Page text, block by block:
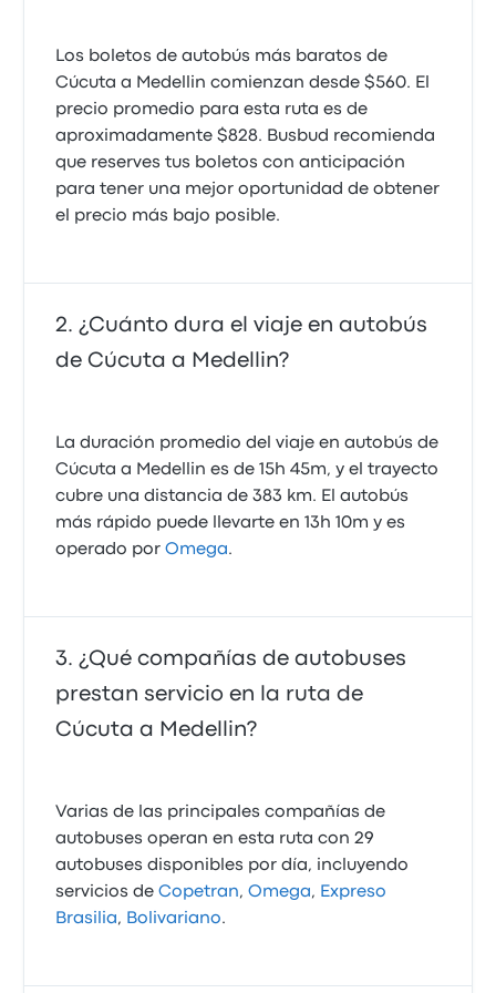
Los boletos de autobús más baratos de
Cúcuta a Medellin comienzan desde $560. El
precio promedio para esta ruta es de
aproximadamente $828. Busbud recomienda
que reserves tus boletos con anticipación
para tener una mejor oportunidad de obtener
el precio más bajo posible.
¿Cuánto dura el viaje en autobús
de Cúcuta a Medellin?
La duración promedio del viaje en autobús de
Cúcuta a Medellin es de 15h 45m, y el trayecto
cubre una distancia de 383 km. El autobús
más rápido puede llevarte en 13h 10m y es
operado porOmega.
¿Qué compañías de autobuses
prestan servicio en la ruta de
Cúcuta a Medellin?
Varias de las principales compañías de
autobuses operan en esta ruta con 29
autobuses disponibles por día, incluyendo
servicios deCopetran,Omega, Expreso
Brasilia, Bolivariano.